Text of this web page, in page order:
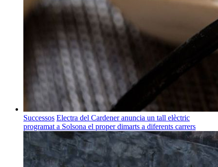
Successos Electra del Cardener anuncia un tall elèctric
programat a Solsona el proper dimarts a diferents carrers